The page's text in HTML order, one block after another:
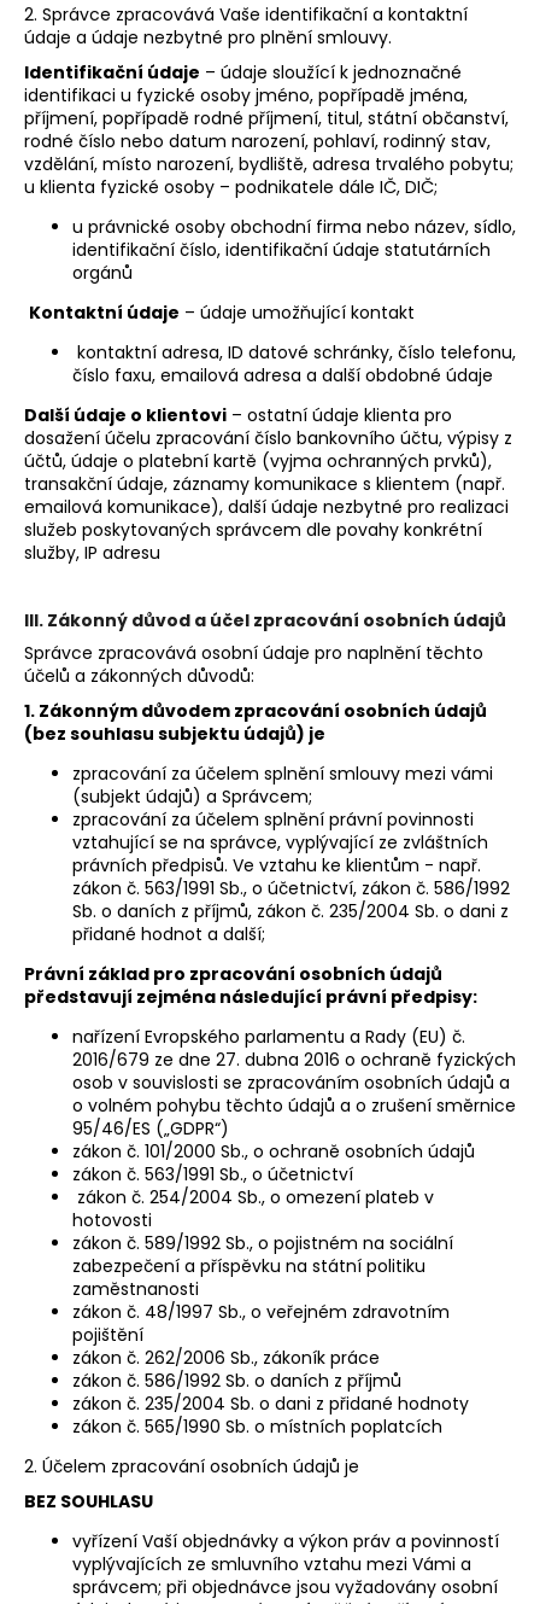
2. Správce zpracovává Vaše identifikační a kontaktní
údaje a údaje nezbytné pro plnění smlouvy.
Identifikační údaje – údaje sloužící k jednoznačné
identifikaci u fyzické osoby jméno, popřípadě jména,
příjmení, popřípadě rodné příjmení, titul, státní občanství,
rodné číslo nebo datum narození, pohlaví, rodinný stav,
vzdělání, místo narození, bydliště, adresa trvalého pobytu;
u klienta fyzické osoby – podnikatele dále IČ, DIČ;
u právnické osoby obchodní firma nebo název, sídlo,
identifikační číslo, identifikační údaje statutárních
orgánů
Kontaktní údaje – údaje umožňující kontakt
kontaktní adresa, ID datové schránky, číslo telefonu,
číslo faxu, emailová adresa a další obdobné údaje
Další údaje o klientovi – ostatní údaje klienta pro
dosažení účelu zpracování číslo bankovního účtu, výpisy z
účtů, údaje o platební kartě (vyjma ochranných prvků),
transakční údaje, záznamy komunikace s klientem (např.
emailová komunikace), další údaje nezbytné pro realizaci
služeb poskytovaných správcem dle povahy konkrétní
služby, IP adresu
III. Zákonný důvod a účel zpracování osobních údajů
Správce zpracovává osobní údaje pro naplnění těchto
účelů a zákonných důvodů:
1. Zákonným důvodem zpracování osobních údajů
(bez souhlasu subjektu údajů) je
zpracování za účelem splnění smlouvy mezi vámi
(subjekt údajů) a Správcem;
zpracování za účelem splnění právní povinnosti
vztahující se na správce, vyplývající ze zvláštních
právních předpisů. Ve vztahu ke klientům - např.
zákon č. 563/1991 Sb., o účetnictví, zákon č. 586/1992
Sb. o daních z příjmů, zákon č. 235/2004 Sb. o dani z
přidané hodnot a další;
Právní základ pro zpracování osobních údajů
představují zejména následující právní předpisy:
nařízení Evropského parlamentu a Rady (EU) č.
2016/679 ze dne 27. dubna 2016 o ochraně fyzických
osob v souvislosti se zpracováním osobních údajů a
o volném pohybu těchto údajů a o zrušení směrnice
95/46/ES („GDPR“)
zákon č. 101/2000 Sb., o ochraně osobních údajů
zákon č. 563/1991 Sb., o účetnictví
zákon č. 254/2004 Sb., o omezení plateb v
hotovosti
zákon č. 589/1992 Sb., o pojistném na sociální
zabezpečení a příspěvku na státní politiku
zaměstnanosti
zákon č. 48/1997 Sb., o veřejném zdravotním
pojištění
zákon č. 262/2006 Sb., zákoník práce
zákon č. 586/1992 Sb. o daních z příjmů
zákon č. 235/2004 Sb. o dani z přidané hodnoty
zákon č. 565/1990 Sb. o místních poplatcích
2. Účelem zpracování osobních údajů je
BEZ SOUHLASU
vyřízení Vaší objednávky a výkon práv a povinností
vyplývajících ze smluvního vztahu mezi Vámi a
správcem; při objednávce jsou vyžadovány osobní